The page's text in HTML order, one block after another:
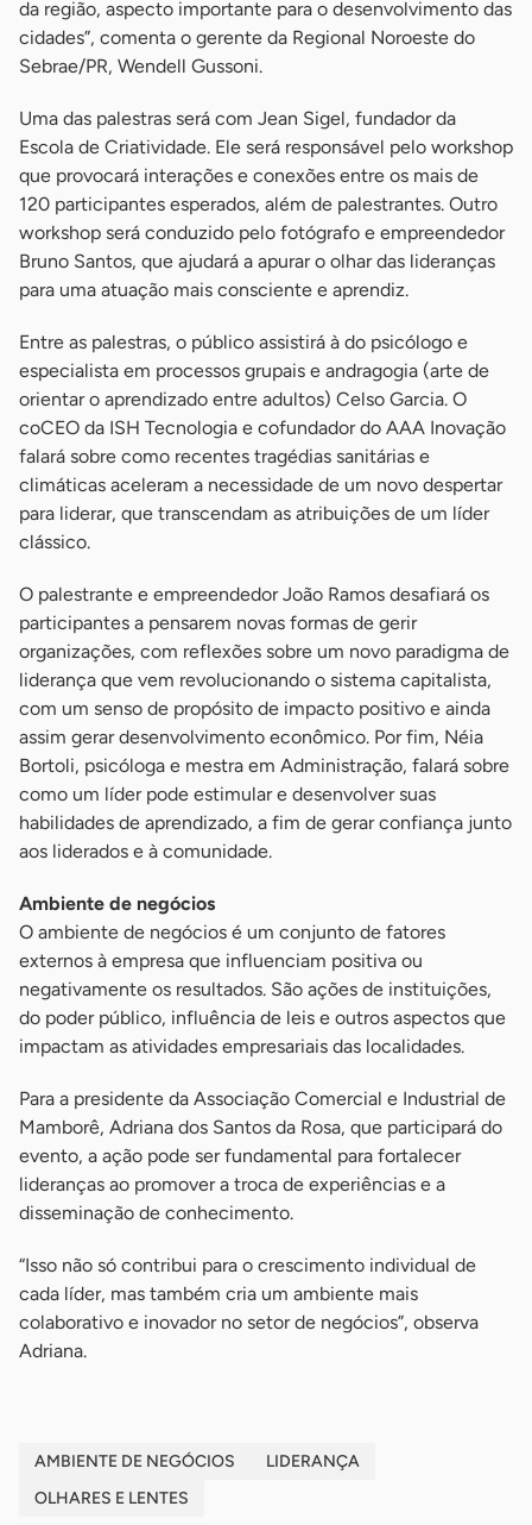
da região, aspecto importante para o desenvolvimento das
cidades”, comenta o gerente da Regional Noroeste do
Sebrae/PR, Wendell Gussoni.
Uma das palestras será com Jean Sigel, fundador da
Escola de Criatividade. Ele será responsável pelo workshop
que provocará interações e conexões entre os mais de
120 participantes esperados, além de palestrantes. Outro
workshop será conduzido pelo fotógrafo e empreendedor
Bruno Santos, que ajudará a apurar o olhar das lideranças
para uma atuação mais consciente e aprendiz.
Entre as palestras, o público assistirá à do psicólogo e
especialista em processos grupais e andragogia (arte de
orientar o aprendizado entre adultos) Celso Garcia. O
coCEO da ISH Tecnologia e cofundador do AAA Inovação
falará sobre como recentes tragédias sanitárias e
climáticas aceleram a necessidade de um novo despertar
para liderar, que transcendam as atribuições de um líder
clássico.
O palestrante e empreendedor João Ramos desafiará os
participantes a pensarem novas formas de gerir
organizações, com reflexões sobre um novo paradigma de
liderança que vem revolucionando o sistema capitalista,
com um senso de propósito de impacto positivo e ainda
assim gerar desenvolvimento econômico. Por fim, Néia
Bortoli, psicóloga e mestra em Administração, falará sobre
como um líder pode estimular e desenvolver suas
habilidades de aprendizado, a fim de gerar confiança junto
aos liderados e à comunidade.
Ambiente de negócios
O ambiente de negócios é um conjunto de fatores
externos à empresa que influenciam positiva ou
negativamente os resultados. São ações de instituições,
do poder público, influência de leis e outros aspectos que
impactam as atividades empresariais das localidades.
Para a presidente da Associação Comercial e Industrial de
Mamborê, Adriana dos Santos da Rosa, que participará do
evento, a ação pode ser fundamental para fortalecer
lideranças ao promover a troca de experiências e a
disseminação de conhecimento.
“Isso não só contribui para o crescimento individual de
cada líder, mas também cria um ambiente mais
colaborativo e inovador no setor de negócios”, observa
Adriana.
AMBIENTE DE NEGÓCIOS
LIDERANÇA
OLHARES E LENTES